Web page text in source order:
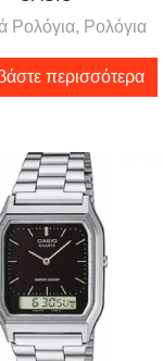
Ρολόγια, Ρολόγια
περισσότερα